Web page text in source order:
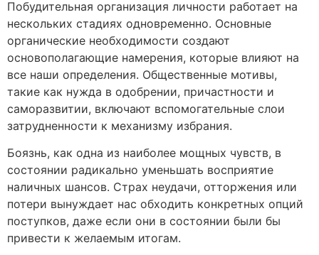
Побудительная организация личности работает на
нескольких стадиях одновременно. Основные
органические необходимости создают
основополагающие намерения, которые влияют на
все наши определения. Общественные мотивы,
такие как нужда в одобрении, причастности и
саморазвитии, включают вспомогательные слои
затрудненности к механизму избрания.
Боязнь, как одна из наиболее мощных чувств, в
состоянии радикально уменьшать восприятие
наличных шансов. Страх неудачи, отторжения или
потери вынуждает нас обходить конкретных опций
поступков, даже если они в состоянии были бы
привести к желаемым итогам.